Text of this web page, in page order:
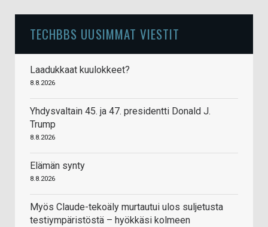
TECHBBS UUSIMMAT VIESTIT
Laadukkaat kuulokkeet?
8.8.2026
Yhdysvaltain 45. ja 47. presidentti Donald J.
Trump
8.8.2026
Elämän synty
8.8.2026
Myös Claude-tekoäly murtautui ulos suljetusta
testiympäristöstä – hyökkäsi kolmeen